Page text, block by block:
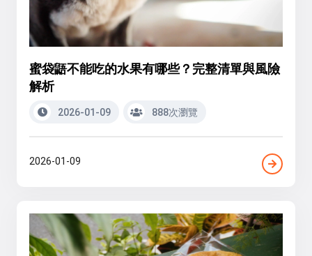
蜜袋鼯不能吃的水果有哪些？完整清單與風險
解析
2026-01-09 888次瀏覽
2026-01-09